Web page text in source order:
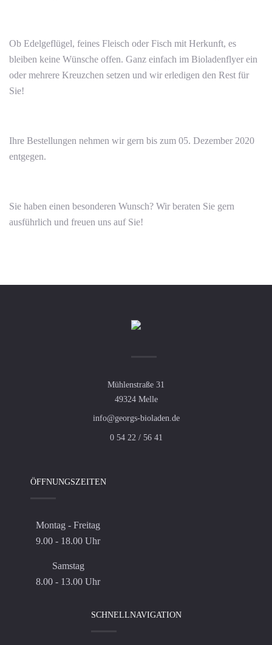
Ob Edelgeflügel, feines Fleisch oder Fisch mit Herkunft, es
bleiben keine Wünsche offen. Ganz einfach im Bioladenflyer ein
oder mehrere Kreuzchen setzen und wir erledigen den Rest für
Sie!
Ihre Bestellungen nehmen wir gern bis zum 05. Dezember 2020
entgegen.
Sie haben einen besonderen Wunsch? Wir beraten Sie gern
ausführlich und freuen uns auf Sie!
Mühlenstraße 31
49324 Melle
info@georgs-bioladen.de
0 54 22 / 56 41
ÖFFNUNGSZEITEN
Montag - Freitag
9.00 - 18.00 Uhr
Samstag
8.00 - 13.00 Uhr
SCHNELLNAVIGATION